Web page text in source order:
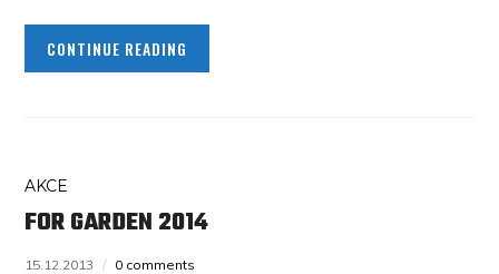
CONTINUE READING
AKCE
FOR GARDEN 2014
15.12.2013 0 comments